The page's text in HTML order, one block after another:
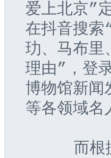
爱上北京”
在抖音搜索
玏、马布里
理由”，登
博物馆新闻
等各领域名
而根据安